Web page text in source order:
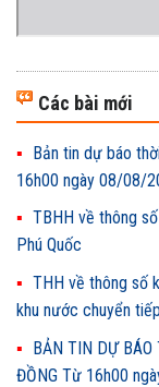
Các bài mới
Bản tin dự báo
16h00 ngày 08/08/
TBHH về thông
Phú Quốc
THH về thông số
khu nước chuyển
BẢN TIN DỰ
ĐỒNG Từ 16h00